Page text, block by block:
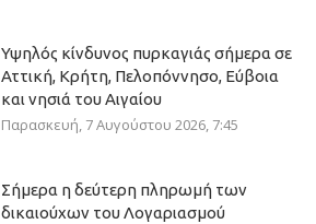
Υψηλός κίνδυνος πυρκαγιάς σήμερα σε
Αττική, Κρήτη, Πελοπόννησο, Εύβοια
και νησιά του Αιγαίου
Παρασκευή, 7 Αυγούστου 2026, 7:45
Σήμερα η δεύτερη πληρωμή των
δικαιούχων του Λογαριασμού